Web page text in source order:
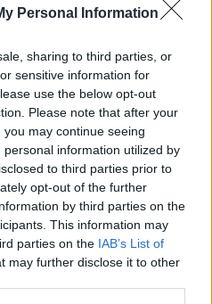
Personal Information
sharing to third parties, or
sensitive information for
use the below opt-out
Please note that after your
may continue seeing
information utilized by
to third parties prior to
opt-out of the further
by third parties on the
This information may
parties on the IAB’s List of
may further disclose it to other
megidézett